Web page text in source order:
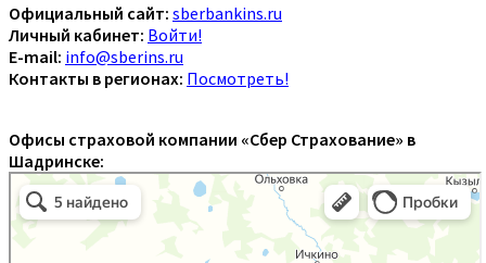
Официальный сайт: sberbankins.ru
Личный кабинет: Войти!
E-mail: info@sberins.ru
Контакты в регионах: Посмотреть!
Офисы страховой компании «Сбер Страхование» в
Шадринске: